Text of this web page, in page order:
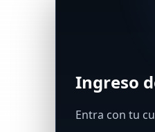
Ingreso
Entra con tu